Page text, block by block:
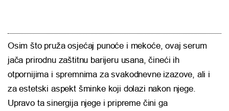
Osim što pruža osjećaj punoće i mekoće, ovaj serum
jača prirodnu zaštitnu barijeru usana, čineći ih
otpornijima i spremnima za svakodnevne izazove, ali i
za estetski aspekt šminke koji dolazi nakon njege.
Upravo ta sinergija njege i pripreme čini ga